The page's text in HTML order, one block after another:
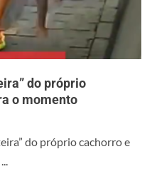
do próprio
o momento
do próprio cachorro e
...